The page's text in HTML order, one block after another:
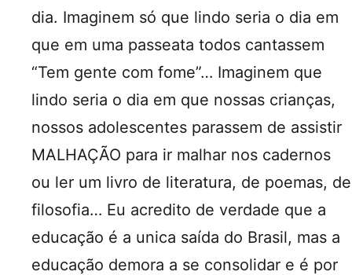
dia. Imaginem só que lindo seria o dia em
que em uma passeata todos cantassem
“Tem gente com fome”… Imaginem que
lindo seria o dia em que nossas crianças,
nossos adolescentes parassem de assistir
MALHAÇÃO para ir malhar nos cadernos
ou ler um livro de literatura, de poemas, de
filosofia… Eu acredito de verdade que a
educação é a unica saída do Brasil, mas a
educação demora a se consolidar e é por